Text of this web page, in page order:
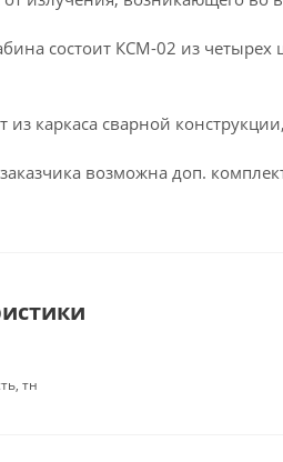
состоит КСМ-02 из
из каркаса сварной
возможна доп.
тн